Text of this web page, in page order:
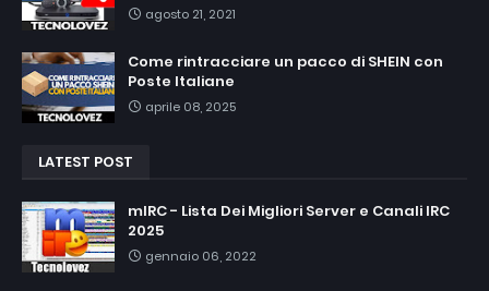
agosto 21, 2021
Come rintracciare un pacco di SHEIN con
Poste Italiane
aprile 08, 2025
LATEST POST
mIRC - Lista Dei Migliori Server e Canali IRC
2025
gennaio 06, 2022